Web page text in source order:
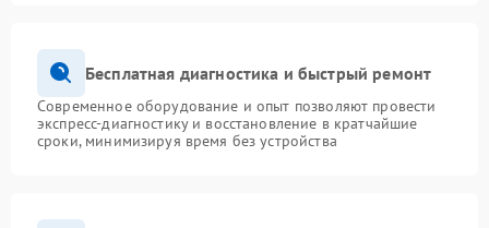
Бесплатная диагностика и быстрый ремонт
Современное оборудование и опыт позволяют провести
экспресс-диагностику и восстановление в кратчайшие
сроки, минимизируя время без устройства